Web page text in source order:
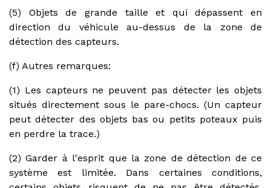
(5) Objets de grande taille et qui dépassent en
direction du véhicule au-dessus de la zone de
détection des capteurs.
(f) Autres remarques:
(1) Les capteurs ne peuvent pas détecter les objets
situés directement sous le pare-chocs. (Un capteur
peut détecter des objets bas ou petits poteaux puis
en perdre la trace.)
(2) Garder à l'esprit que la zone de détection de ce
système est limitée. Dans certaines conditions,